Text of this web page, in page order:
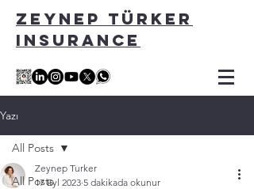
ZEYNEP TÜRKER
INSURANCE
Yazı
All Posts
All Posts
Zeynep Turker
17 Eyl 2023 5 dakikada okunur